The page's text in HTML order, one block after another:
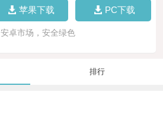
苹果下载 PC下载
安卓市场，安全绿色
排行